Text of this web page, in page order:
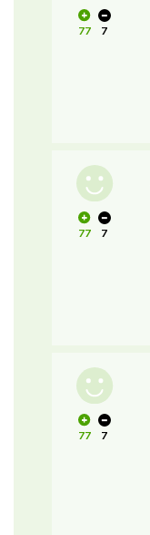
77 7
77 7
77 7